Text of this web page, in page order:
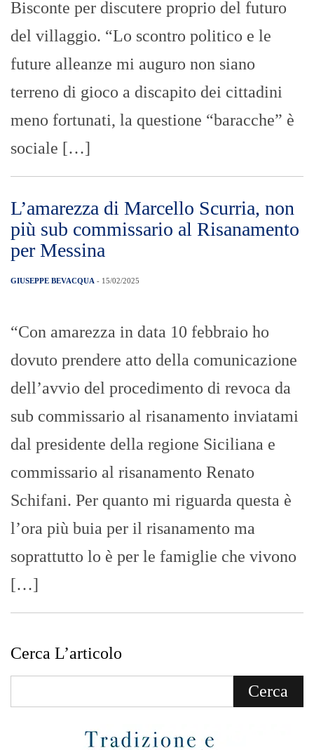
Bisconte per discutere proprio del futuro
del villaggio. “Lo scontro politico e le
future alleanze mi auguro non siano
terreno di gioco a discapito dei cittadini
meno fortunati, la questione “baracche” è
sociale […]
L’amarezza di Marcello Scurria, non
più sub commissario al Risanamento
per Messina
GIUSEPPE BEVACQUA - 15/02/2025
“Con amarezza in data 10 febbraio ho
dovuto prendere atto della comunicazione
dell’avvio del procedimento di revoca da
sub commissario al risanamento inviatami
dal presidente della regione Siciliana e
commissario al risanamento Renato
Schifani. Per quanto mi riguarda questa è
l’ora più buia per il risanamento ma
soprattutto lo è per le famiglie che vivono
[…]
Cerca L’articolo